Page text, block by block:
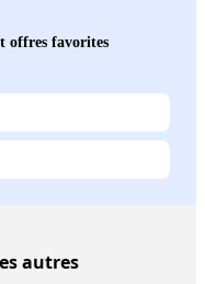
offres favorites
autres